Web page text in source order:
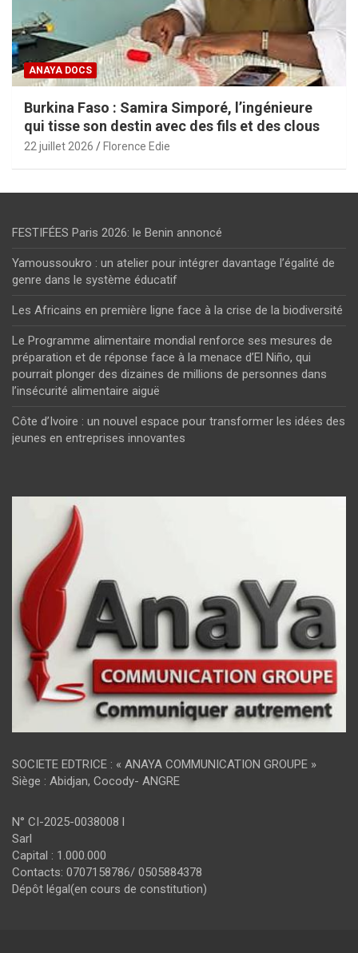
ANAYA DOCS
Burkina Faso : Samira Simporé, l’ingénieure
qui tisse son destin avec des fils et des clous
22 juillet 2026 Florence Edie
FESTIFÉES Paris 2026: le Benin annoncé
Yamoussoukro : un atelier pour intégrer davantage l’égalité de
genre dans le système éducatif
Les Africains en première ligne face à la crise de la biodiversité
Le Programme alimentaire mondial renforce ses mesures de
préparation et de réponse face à la menace d’El Niño, qui
pourrait plonger des dizaines de millions de personnes dans
l’insécurité alimentaire aiguë
Côte d’Ivoire : un nouvel espace pour transformer les idées des
jeunes en entreprises innovantes
SOCIETE EDTRICE : « ANAYA COMMUNICATION GROUPE »
Siège : Abidjan, Cocody- ANGRE
N° CI-2025-0038008 l
Sarl
Capital : 1.000.000
Contacts: 0707158786/ 0505884378
Dépôt légal(en cours de constitution)